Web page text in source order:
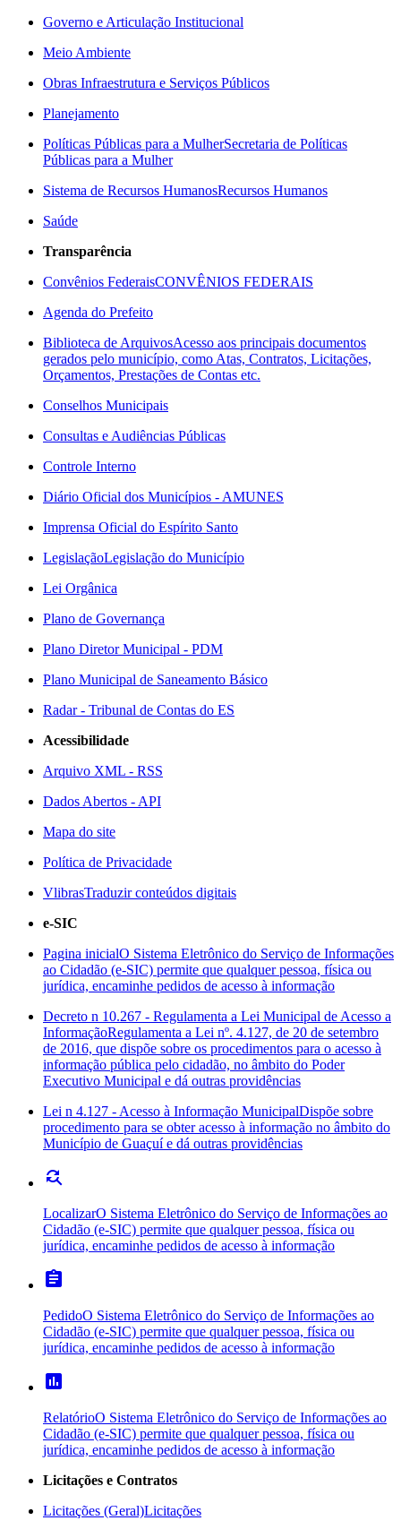
Governo e Articulação Institucional
Meio Ambiente
Obras Infraestrutura e Serviços Públicos
Planejamento
Políticas Públicas para a MulherSecretaria de Políticas
Públicas para a Mulher
Sistema de Recursos HumanosRecursos Humanos
Saúde
Transparência
Convênios FederaisCONVÊNIOS FEDERAIS
Agenda do Prefeito
Biblioteca de ArquivosAcesso aos principais documentos
gerados pelo município, como Atas, Contratos, Licitações,
Orçamentos, Prestações de Contas etc.
Conselhos Municipais
Consultas e Audiências Públicas
Controle Interno
Diário Oficial dos Municípios - AMUNES
Imprensa Oficial do Espírito Santo
LegislaçãoLegislação do Município
Lei Orgânica
Plano de Governança
Plano Diretor Municipal - PDM
Plano Municipal de Saneamento Básico
Radar - Tribunal de Contas do ES
Acessibilidade
Arquivo XML - RSS
Dados Abertos - API
Mapa do site
Política de Privacidade
VlibrasTraduzir conteúdos digitais
e-SIC
Pagina inicialO Sistema Eletrônico do Serviço de Informações
ao Cidadão (e-SIC) permite que qualquer pessoa, física ou
jurídica, encaminhe pedidos de acesso à informação
Decreto n 10.267 - Regulamenta a Lei Municipal de Acesso a
InformaçãoRegulamenta a Lei nº. 4.127, de 20 de setembro
de 2016, que dispõe sobre os procedimentos para o acesso à
informação pública pelo cidadão, no âmbito do Poder
Executivo Municipal e dá outras providências
Lei n 4.127 - Acesso à Informação MunicipalDispõe sobre
procedimento para se obter acesso à informação no âmbito do
Município de Guaçuí e dá outras providências
find_replace
LocalizarO Sistema Eletrônico do Serviço de Informações ao
Cidadão (e-SIC) permite que qualquer pessoa, física ou
jurídica, encaminhe pedidos de acesso à informação
assignment
PedidoO Sistema Eletrônico do Serviço de Informações ao
Cidadão (e-SIC) permite que qualquer pessoa, física ou
jurídica, encaminhe pedidos de acesso à informação
poll
RelatórioO Sistema Eletrônico do Serviço de Informações ao
Cidadão (e-SIC) permite que qualquer pessoa, física ou
jurídica, encaminhe pedidos de acesso à informação
Licitações e Contratos
Licitações (Geral)Licitações